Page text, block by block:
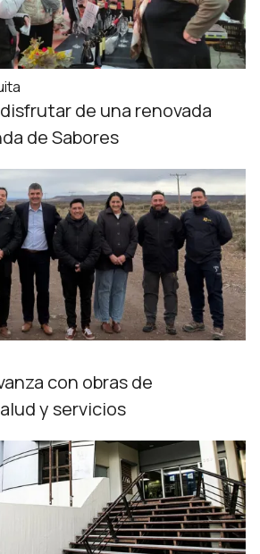
de una renovada
de Sabores
con obras de
y servicios